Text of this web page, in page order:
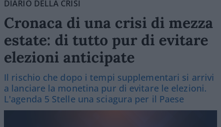
DIARIO DELLA CRISI
Cronaca di una crisi di mezza
estate: di tutto pur di evitare
elezioni anticipate
Il rischio che dopo i tempi supplementari si arrivi
a lanciare la monetina pur di evitare le elezioni.
L'agenda 5 Stelle una sciagura per il Paese